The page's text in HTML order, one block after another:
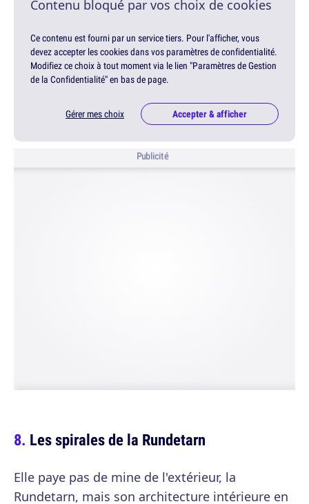
Contenu bloqué par vos choix de cookies
Ce contenu est fourni par un service tiers. Pour l'afficher, vous
devez accepter les cookies dans vos paramètres de confidentialité.
Modifiez ce choix à tout moment via le lien "Paramètres de Gestion
de la Confidentialité" en bas de page.
Gérer mes choix Accepter & afficher
Publicité
Les spirales de la Rundetarn
Elle paye pas de mine de l'extérieur, la
Rundetarn, mais son architecture intérieure en